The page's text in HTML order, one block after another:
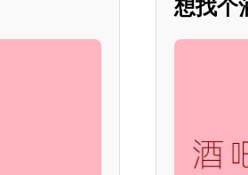
想找个